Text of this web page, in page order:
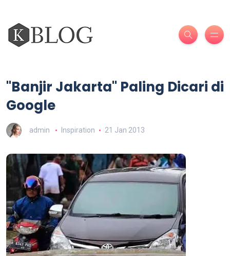
"Banjir Jakarta" Paling Dicari di
Google
admin Inspiration 21 Jan 2013